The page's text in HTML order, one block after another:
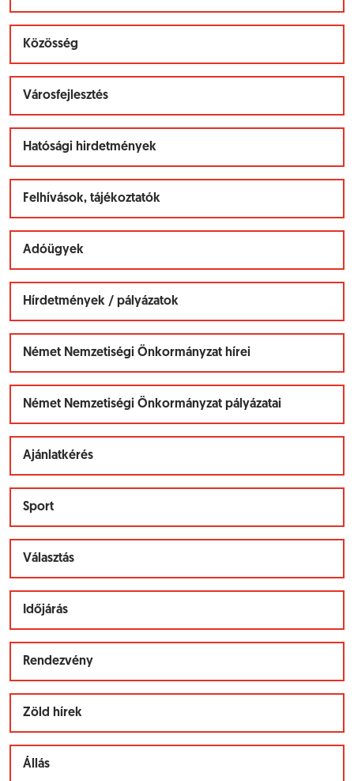
Közösség
Városfejlesztés
Hatósági hirdetmények
Felhívások, tájékoztatók
Adóügyek
Hírdetmények / pályázatok
Német Nemzetiségi Önkormányzat hírei
Német Nemzetiségi Önkormányzat pályázatai
Ajánlatkérés
Sport
Választás
Időjárás
Rendezvény
Zöld hírek
Állás